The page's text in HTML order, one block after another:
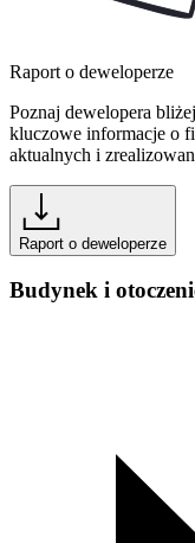
Raport o deweloperze
Poznaj dewelopera
kluczowe informacje o
aktualnych i
Raport o deweloperze
Budynek i